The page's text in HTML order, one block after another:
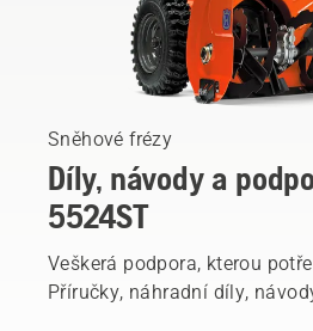
Sněhové frézy
Díly, návody a
5524ST
Veškerá podpora, kterou
Příručky, náhradní díly,